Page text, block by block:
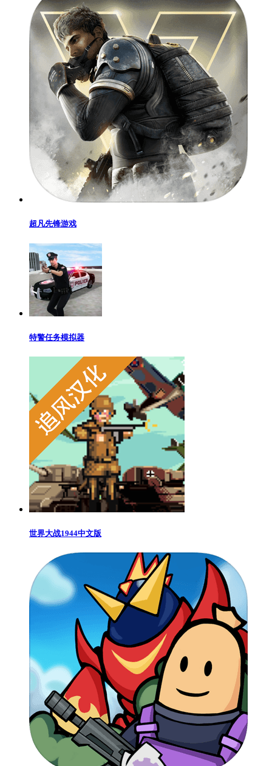
超凡先锋游戏
特警任务模拟器
世界大战1944中文版